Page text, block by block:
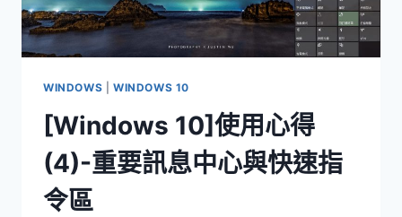
WINDOWS WINDOWS 10
[Windows 10]使用心得
(4)-重要訊息中心與快速指
令區